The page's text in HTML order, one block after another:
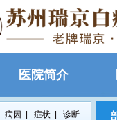
医院简介
病因 症状
诊断